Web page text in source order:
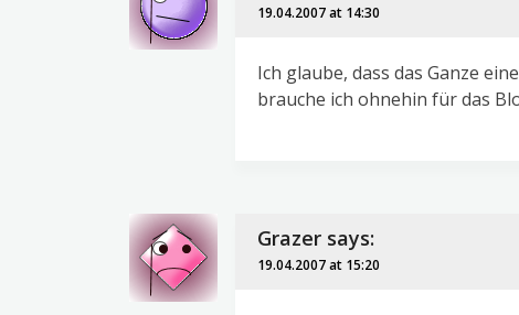
19.04.2007 at 14:30
Ich glaube, dass das Ganze
brauche ich ohnehin für das
Grazer says:
19.04.2007 at 15:20